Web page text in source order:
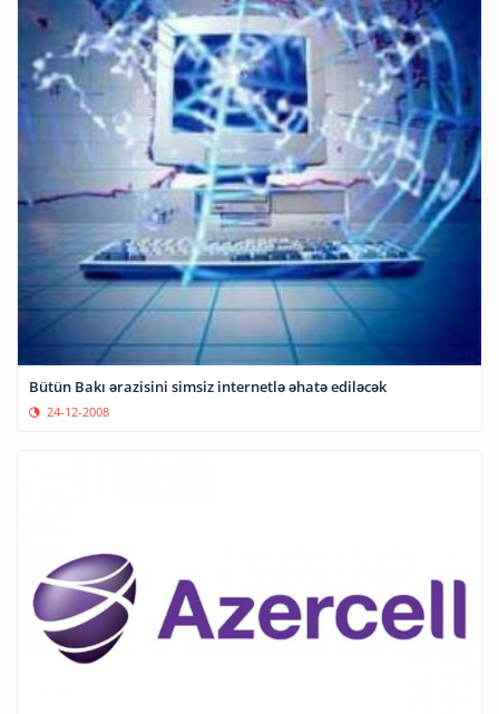
Bütün Bakı ərazisini simsiz internetlə əhatə ediləcək
24-12-2008